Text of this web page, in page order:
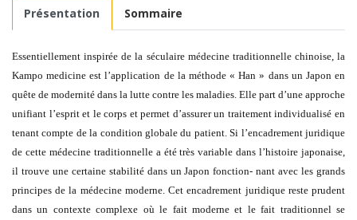
Présentation Sommaire
Essentiellement inspirée de la séculaire médecine traditionnelle chinoise, la
Kampo medicine est l’application de la méthode « Han » dans un Japon en
quête de modernité dans la lutte contre les maladies. Elle part d’une approche
unifiant l’esprit et le corps et permet d’assurer un traitement individualisé en
tenant compte de la condition globale du patient. Si l’encadrement juridique
de cette médecine traditionnelle a été très variable dans l’histoire japonaise,
il trouve une certaine stabilité dans un Japon fonction- nant avec les grands
principes de la médecine moderne. Cet encadrement juridique reste prudent
dans un contexte complexe où le fait moderne et le fait traditionnel se